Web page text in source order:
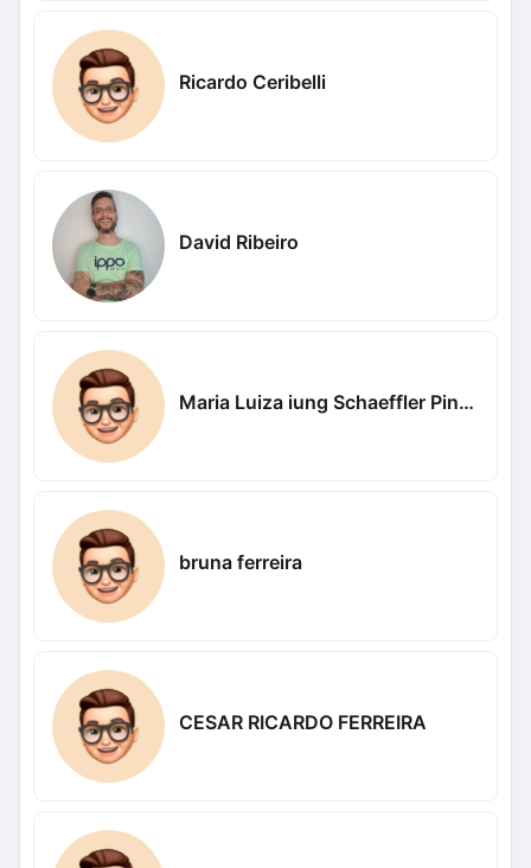
Ricardo Ceribelli
David Ribeiro
Maria Luiza iung Schaeffler Pinheiro
bruna ferreira
CESAR RICARDO FERREIRA